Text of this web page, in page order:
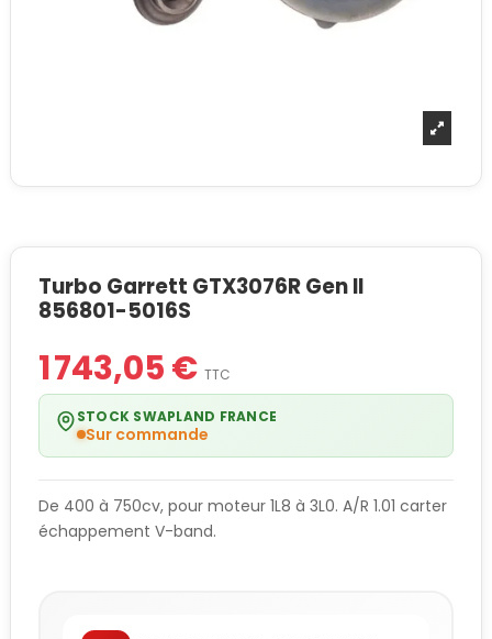
Turbo Garrett GTX3076R Gen II
856801-5016S
1 743,05 € TTC
STOCK SWAPLAND FRANCE
Sur commande
De 400 à 750cv, pour moteur 1L8 à 3L0. A/R 1.01 carter
échappement V-band.